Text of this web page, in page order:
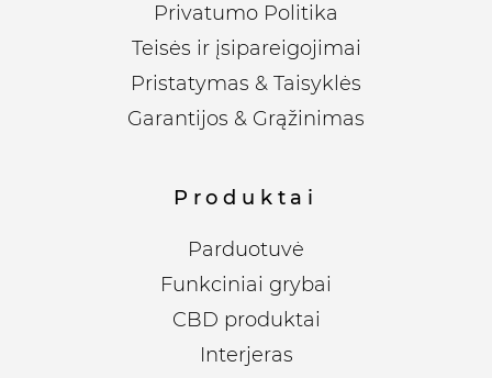
Privatumo Politika
Teisės ir įsipareigojimai
Pristatymas & Taisyklės
Garantijos & Grąžinimas
Produktai
Parduotuvė
Funkciniai grybai
CBD produktai
Interjeras